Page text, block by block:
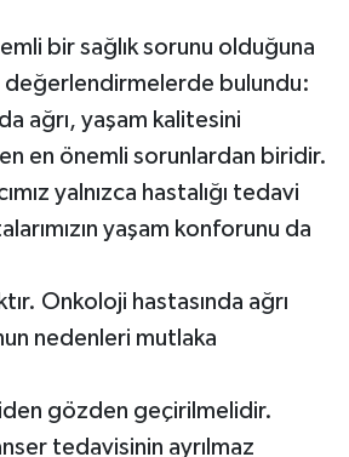
bir sağlık sorunu olduğuna
değerlendirmelerde bulundu:
ağrı, yaşam kalitesini
en önemli sorunlardan biridir.
yalnızca hastalığı tedavi
yaşam konforunu da
Onkoloji hastasında ağrı
nedenleri mutlaka
gözden geçirilmelidir.
tedavisinin ayrılmaz